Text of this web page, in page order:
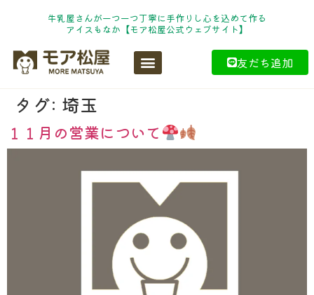
牛乳屋さんが一つ一つ丁寧に手作りし心を込めて作る
アイスもなか【モア松屋公式ウェブサイト】
友だち追加
タグ: 埼玉
１１月の営業について